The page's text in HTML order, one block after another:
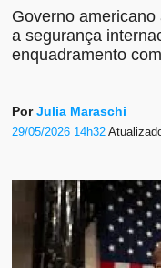
Governo
a segurança
enquadramento
PorJulia Maraschi
29/05/2026 14h32